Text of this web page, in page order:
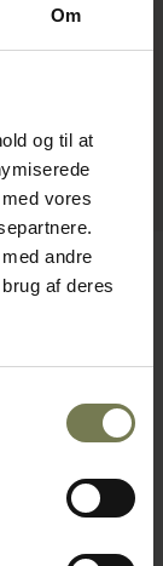
Om
og til at
vores
andre
af deres